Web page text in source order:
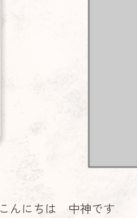
こんにちは 中神です